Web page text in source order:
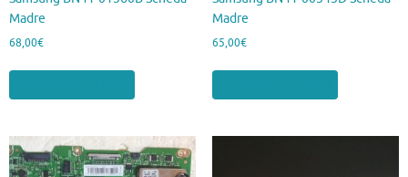
Madre
68,00€
Madre
65,00€